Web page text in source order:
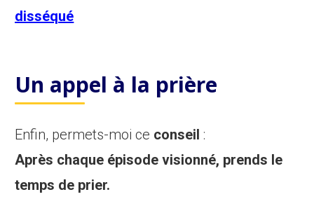
disséqué
Un appel à la prière
Enfin, permets-moi ce conseil :
Après chaque épisode visionné, prends le
temps de prier.